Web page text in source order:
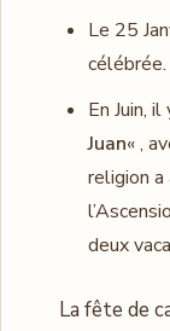
Le 25
célébrée.
En Juin,
Juan« ,
religion a
deux
La fête de